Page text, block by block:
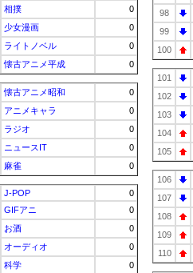
相撲
0
少女漫画
0
ライトノベル
0
懐古アニメ平成 0
懐古アニメ昭和
0
アニメキャラ
0
ラジオ
0
ニュースIT
0
麻雀 0
J-POP
0
GIFアニ
0
お酒
0
オーディオ
0
科学 0
98
99
100
101
102
103
104
105
106
107
108
109
110